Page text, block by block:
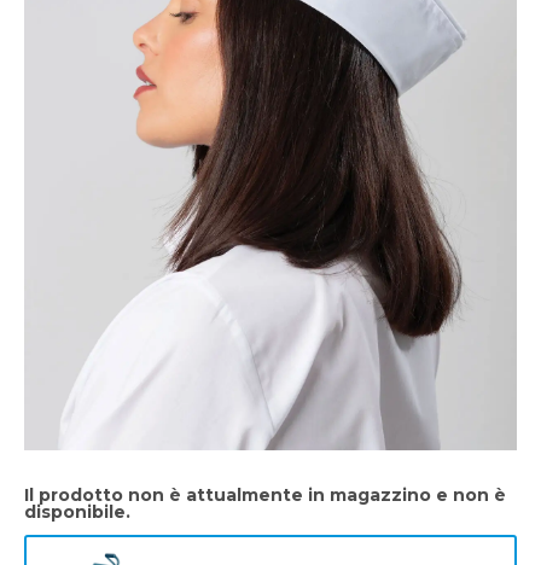
Il prodotto non è attualmente in magazzino e non è
disponibile.